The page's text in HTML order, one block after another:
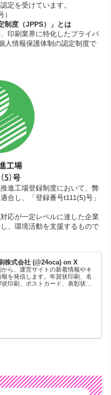
定を受けています。
制度（JPPS）」とは
印刷業界に特化したプライバ
人情報保護体制の認定制度で
進工場登録制度において、弊
合し、「登録番号t111(5)号」
応が一定レベルに達した企業
、環境活動を支援するもので
株式会社 (@24oca) on X
ら、運営サイトの新着情報やキ
報を発信します。年賀状印刷、名
印刷、ポストカード、表彰状印